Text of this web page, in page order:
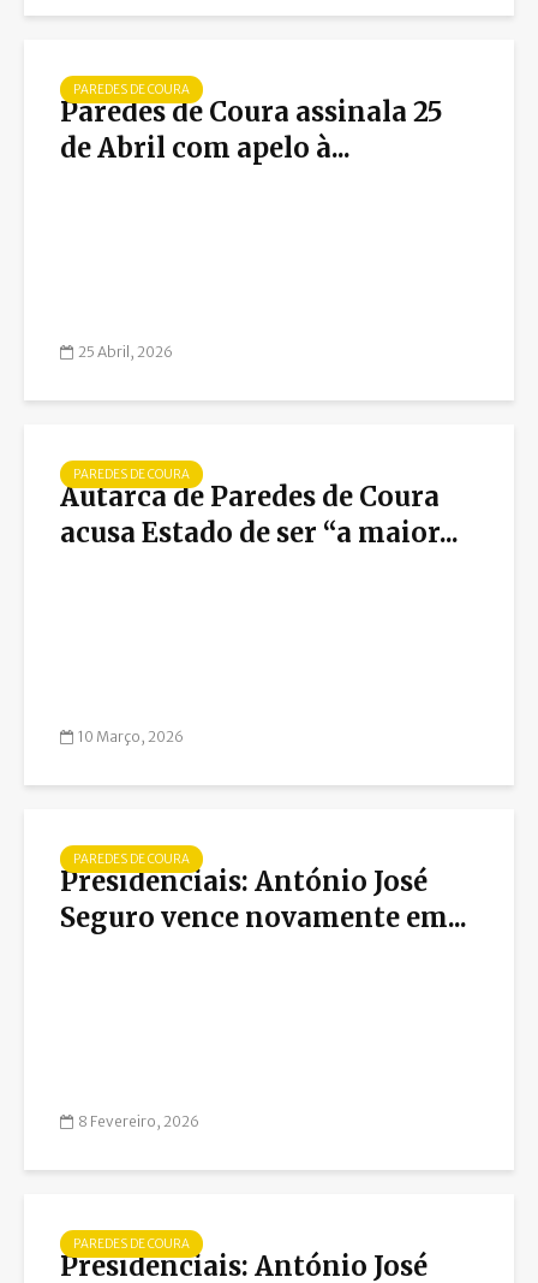
PAREDES DE COURA
Paredes de Coura assinala 25
de Abril com apelo à...
25 Abril, 2026
PAREDES DE COURA
Autarca de Paredes de Coura
acusa Estado de ser “a maior...
10 Março, 2026
PAREDES DE COURA
Presidenciais: António José
Seguro vence novamente em...
8 Fevereiro, 2026
PAREDES DE COURA
Presidenciais: António José